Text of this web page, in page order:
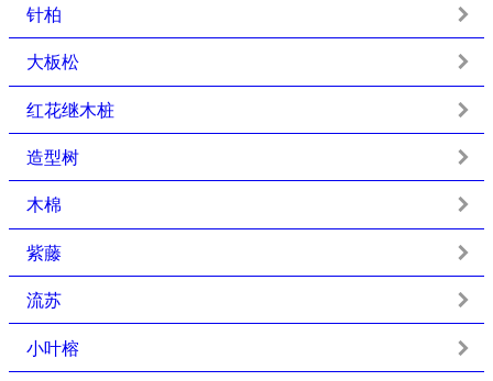
针柏
大板松
红花继木桩
造型树
木棉
紫藤
流苏
小叶榕